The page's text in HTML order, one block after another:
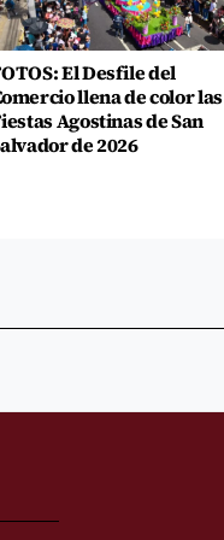
El Desfile del
llena de color las
Agostinas de San
de 2026